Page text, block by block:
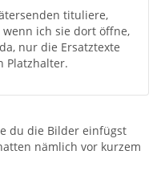
tituliere,
ich sie dort öffne,
nur die Ersatztexte
Platzhalter.
du die Bilder einfügst
nämlich vor kurzem